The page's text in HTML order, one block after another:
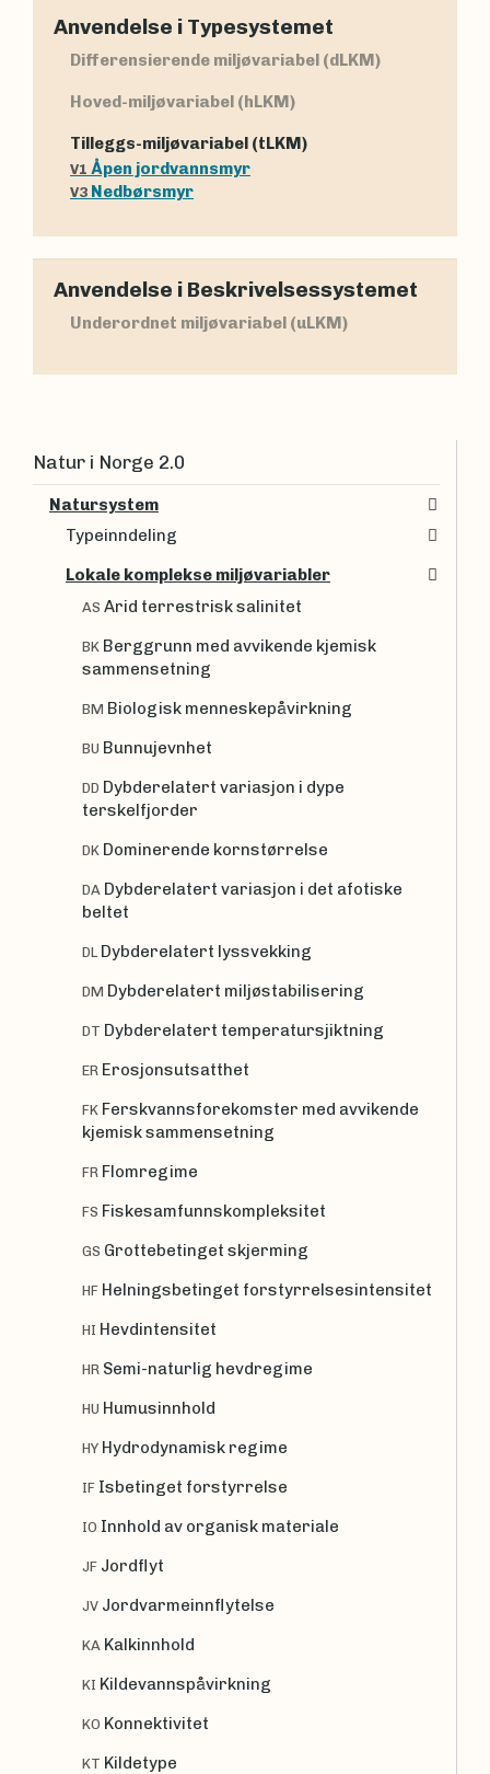
Anvendelse i Typesystemet
Differensierende miljøvariabel (dLKM)
Hoved-miljøvariabel (hLKM)
Tilleggs-miljøvariabel (tLKM)
V1 Åpen jordvannsmyr
V3 Nedbørsmyr
Anvendelse i Beskrivelsessystemet
Underordnet miljøvariabel (uLKM)
Natur i Norge 2.0
Natursystem
Typeinndeling
Lokale komplekse miljøvariabler
AS Arid terrestrisk salinitet
BK Berggrunn med avvikende kjemisk
sammensetning
BM Biologisk menneskepåvirkning
BU Bunnujevnhet
DD Dybderelatert variasjon i dype
terskelfjorder
DK Dominerende kornstørrelse
DA Dybderelatert variasjon i det afotiske
beltet
DL Dybderelatert lyssvekking
DM Dybderelatert miljøstabilisering
DT Dybderelatert temperatursjiktning
ER Erosjonsutsatthet
FK Ferskvannsforekomster med avvikende
kjemisk sammensetning
FR Flomregime
FS Fiskesamfunnskompleksitet
GS Grottebetinget skjerming
HF Helningsbetinget forstyrrelsesintensitet
HI Hevdintensitet
HR Semi-naturlig hevdregime
HU Humusinnhold
HY Hydrodynamisk regime
IF Isbetinget forstyrrelse
IO Innhold av organisk materiale
JF Jordflyt
JV Jordvarmeinnflytelse
KA Kalkinnhold
KI Kildevannspåvirkning
KO Konnektivitet
KT Kildetype